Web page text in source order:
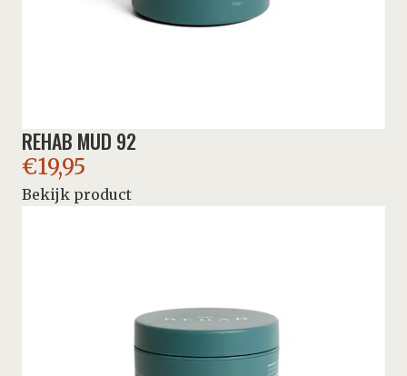
REHAB MUD 92
€19,95
Bekijk product